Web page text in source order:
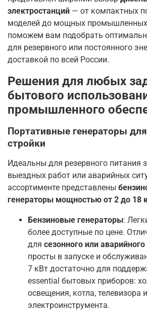
электростанций — от компактных
моделей до мощных
поможем вам подобрать
для резервного или постоянного
доставкой по всей России.
Решения для любых
бытового
промышленного
Портативные генераторы
стройки
Идеальны для резервного питания
выездных работ или аварийных
ассортименте представлены
генераторы мощностью от 2 до 18
Бензиновые генераторы:
более доступные по цене.
для сезонного или
просты в запуске и
7 кВт достаточно для
essential бытовых приборов:
освещения, котла, телевизора и
электроинструмента.